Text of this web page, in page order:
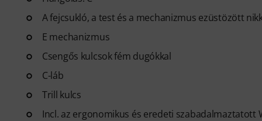
A fejcsukló, a test és a mechanizmus ezüstözött
E mechanizmus
Csengős kulcsok fém dugókkal
C-láb
Trill kulcs
Incl. az ergonomikus és eredeti szabadalmaztatott